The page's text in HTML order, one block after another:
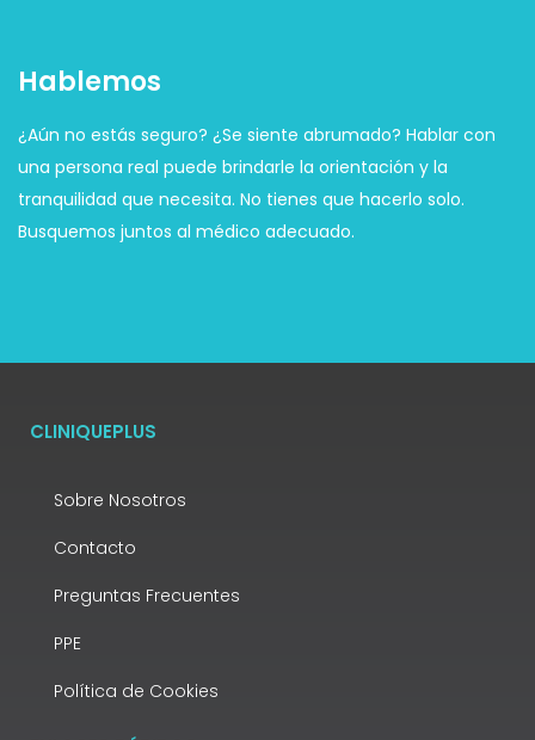
Hablemos
¿Aún no estás seguro? ¿Se siente abrumado? Hablar con
una persona real puede brindarle la orientación y la
tranquilidad que necesita. No tienes que hacerlo solo.
Busquemos juntos al médico adecuado.
CLINIQUEPLUS
Sobre Nosotros
Contacto
Preguntas Frecuentes
PPE
Política de Cookies